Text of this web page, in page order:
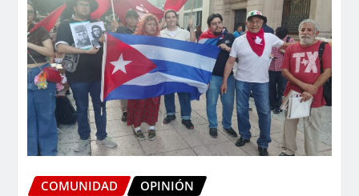
COMUNIDAD OPINIÓN